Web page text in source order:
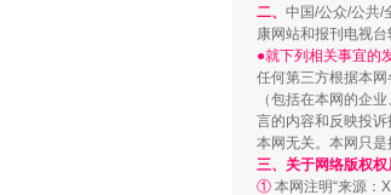
漫山遍野的桃
二、 中国/公众/公共/
康网站和报刊电视台
●就下列相关事宜的
任何第三方根据本
（包括在本网的企
言的内容和反映投
本网无关。本网只
三、关于网络版权权
① 本网注明“来源：